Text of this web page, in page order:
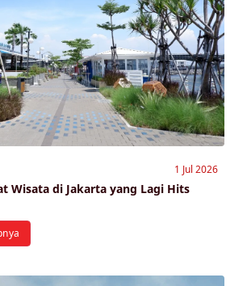
1 Jul 2026
Wisata di Jakarta yang Lagi Hits